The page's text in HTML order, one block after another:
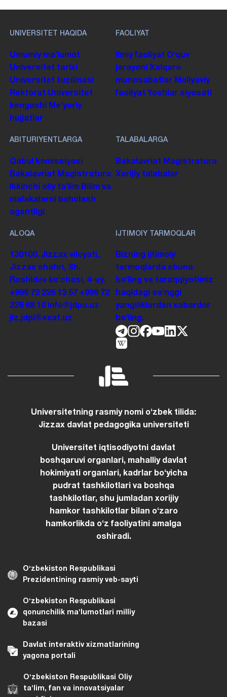
UNIVERSITET HAQIDA
Umumiy maʼlumot
Universitet tarixi
Universitet tuzilmasi
Rektorat Universitet
kengashi Me'yoriy
hujjatlar
FAOLIYAT
Ilmiy faoliyat Oʻquv
jarayoni Xalqaro
munosabatlar Moliyaviy
faoliyat Yoshlar siyosati
ABITURIYENTLARGA
Qabul komissiyasi
Bakalavriat Magistratura
Ikkinchi oliy taʼlim Bilim va
malakalarni baholash
agentligi
TALABALARGA
Bakalavriat Magistratura
Xorijiy talabalar
ALOQA
130100. Jizzax viloyati,
Jizzax shahri, Sh.
Rashidov koʻchasi, 4-uy.
+998 72 226 13 57 +998 72
226 68 10
info@jdpu.uz
jiz.jdpi@exat.uz
IJTIMOIY TARMOQLAR
Bizning ijtimoiy
tarmoqlarda obuna
boʻling va taraqqiyotimiz
haqidagi soʻnggi
yangiliklardan xabardor
boʻling.
Universitetning rasmiy nomi oʻzbek tilida:
Jizzax davlat pedagogika universiteti
Universitet iqtisodiyotni davlat
boshqaruvi organlari, mahalliy davlat
hokimiyati organlari, kadrlar boʻyicha
pudrat tashkilotlari va boshqa
tashkilotlar, shu jumladan xorijiy
hamkor tashkilotlar bilan oʻzaro
hamkorlikda oʻz faoliyatini amalga
oshiradi.
Oʻzbekiston Respublikasi
Prezidentining rasmiy veb-sayti
Oʻzbekiston Respublikasi
qonunchilik maʼlumotlari milliy
bazasi
Davlat interaktiv xizmatlarining
yagona portali
Oʻzbekiston Respublikasi Oliy
taʼlim, fan va innovatsiyalar